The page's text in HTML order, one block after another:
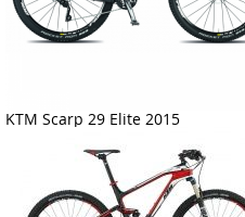
KTM Scarp 29 Elite 2015